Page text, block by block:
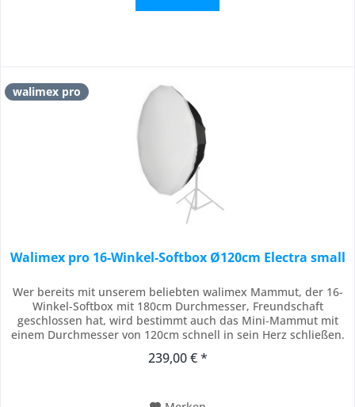
walimex pro
Walimex pro 16-Winkel-Softbox Ø120cm Electra small
Wer bereits mit unserem beliebten walimex Mammut, der 16-
Winkel-Softbox mit 180cm Durchmesser, Freundschaft
geschlossen hat, wird bestimmt auch das Mini-Mammut mit
einem Durchmesser von 120cm schnell in sein Herz schließen.
„Kleine“ mit seinen großen Vorteilen. Die 16-Winkel-Softbox
239,00 € *